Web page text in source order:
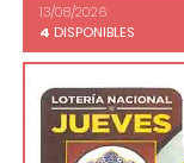
13/08/2026
4 DISPONIBLES